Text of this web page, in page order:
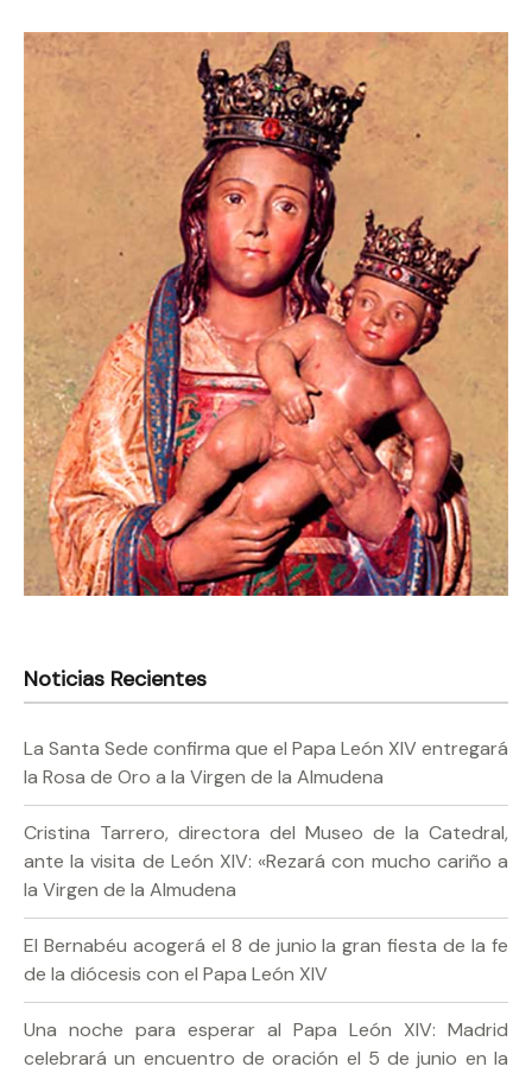
Noticias Recientes
La Santa Sede confirma que el Papa León XIV entregará
la Rosa de Oro a la Virgen de la Almudena
Cristina Tarrero, directora del Museo de la Catedral,
ante la visita de León XIV: «Rezará con mucho cariño a
la Virgen de la Almudena
El Bernabéu acogerá el 8 de junio la gran fiesta de la fe
de la diócesis con el Papa León XIV
Una noche para esperar al Papa León XIV: Madrid
celebrará un encuentro de oración el 5 de junio en la